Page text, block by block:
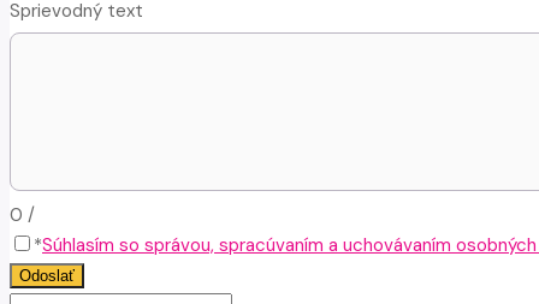
Sprievodný text
0 /
*Súhlasím so správou, spracúvaním a uchovávaním
Odoslať